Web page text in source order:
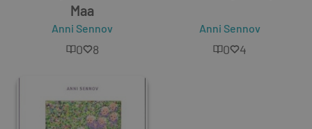
Maa
Anni Sennov
0 8
Anni Sennov
0 4